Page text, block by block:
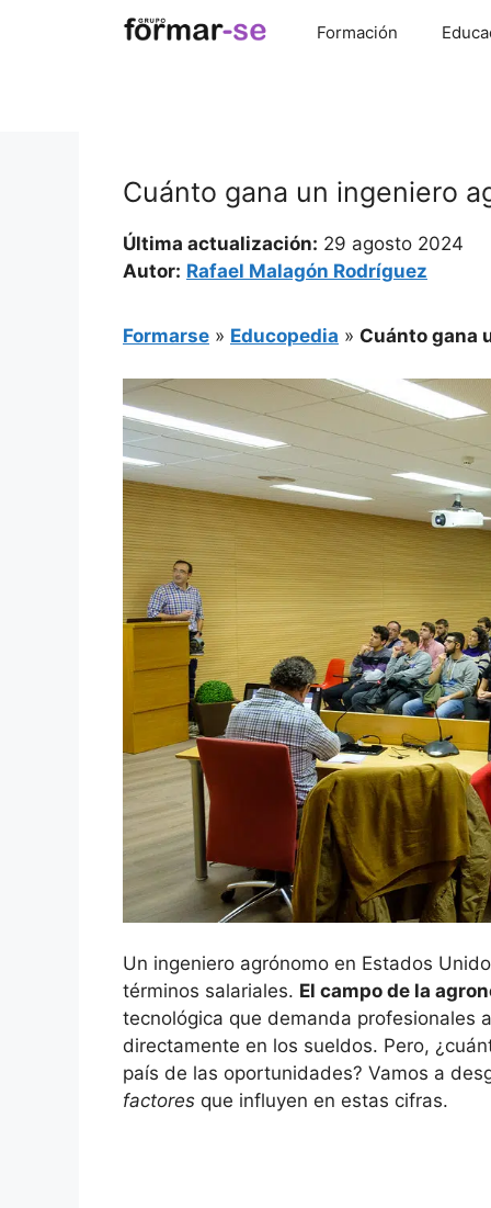
Formación
Cuánto gana un ingeniero
Última actualización: 29 agosto 2024
Autor: Rafael Malagón Rodríguez
Formarse » Educopedia » Cuánto gana
Un ingeniero agrónomo en Estados
términos salariales. El campo de la
tecnológica que demanda profesionales
directamente en los sueldos. Pero,
país de las oportunidades? Vamos a
factores que influyen en estas cifras.